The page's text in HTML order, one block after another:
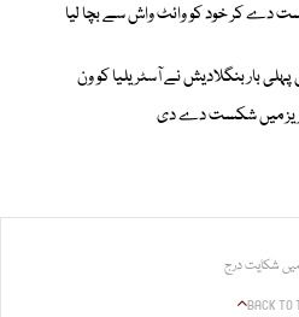
دے کر خود کو وائٹ واش سے بچا لیا
پہلی بار بنگلادیش نے آسٹریلیا کو ون
میں شکست دے دی
شکایت درج
BACK TO